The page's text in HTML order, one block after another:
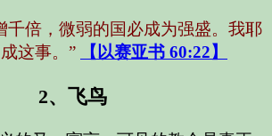
千倍，微弱的国必成为强盛。我耶
这事。”
【以赛亚书 60:22】
2、飞鸟